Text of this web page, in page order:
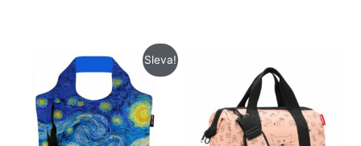
Sleva!
Původní
cena
259 Kč.
Aktuální
cena
je:
199 Kč.